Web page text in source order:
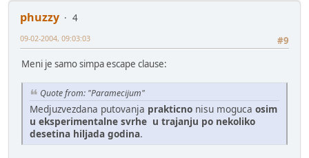
phuzzy
4
#9
09-02-2004, 09:03:03
Meni je samo simpa escape clause:
Quote from: "Paramecijum"
Medjuzvezdana putovanja prakticno nisu moguca osim
u eksperimentalne svrhe u trajanju po nekoliko
desetina hiljada godina.